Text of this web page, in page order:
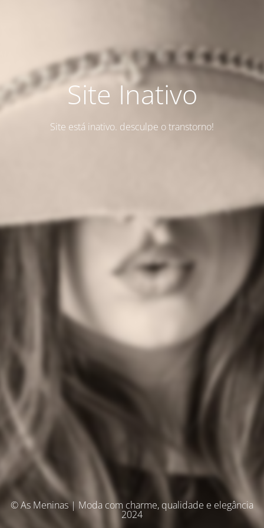
Site Inativo
Site está inativo. desculpe o transtorno!
© As Meninas | Moda com charme, qualidade e elegância
2024